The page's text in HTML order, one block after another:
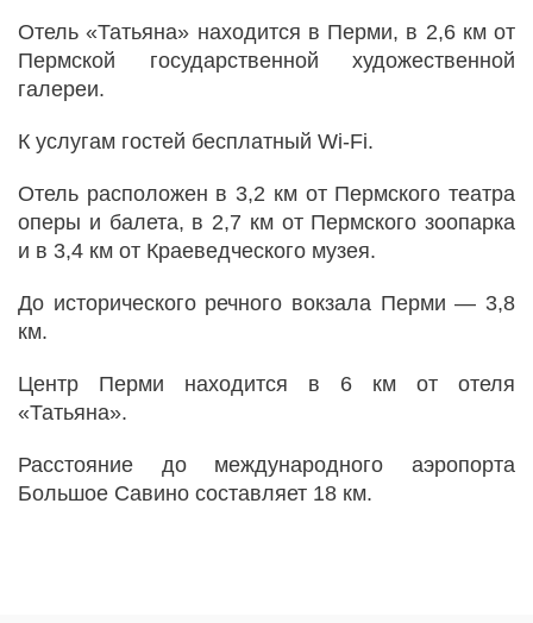
Отель «Татьяна» находится в Перми, в 2,6 км от
Пермской государственной художественной
галереи.
К услугам гостей бесплатный Wi-Fi.
Отель расположен в 3,2 км от Пермского театра
оперы и балета, в 2,7 км от Пермского зоопарка
и в 3,4 км от Краеведческого музея.
До исторического речного вокзала Перми — 3,8
км.
Центр Перми находится в 6 км от отеля
«Татьяна».
Расстояние до международного аэропорта
Большое Савино составляет 18 км.